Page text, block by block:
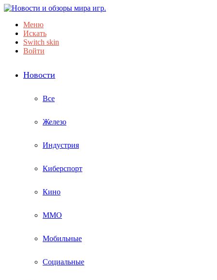
Меню
Искать
Switch skin
Войти
Новости
Все
Железо
Индустрия
Киберспорт
Кино
ММО
Мобильные
Социальные